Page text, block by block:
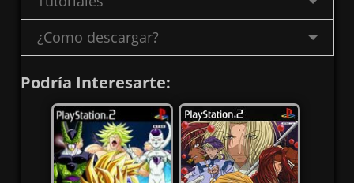
¿Como descargar?
Podría Interesarte: